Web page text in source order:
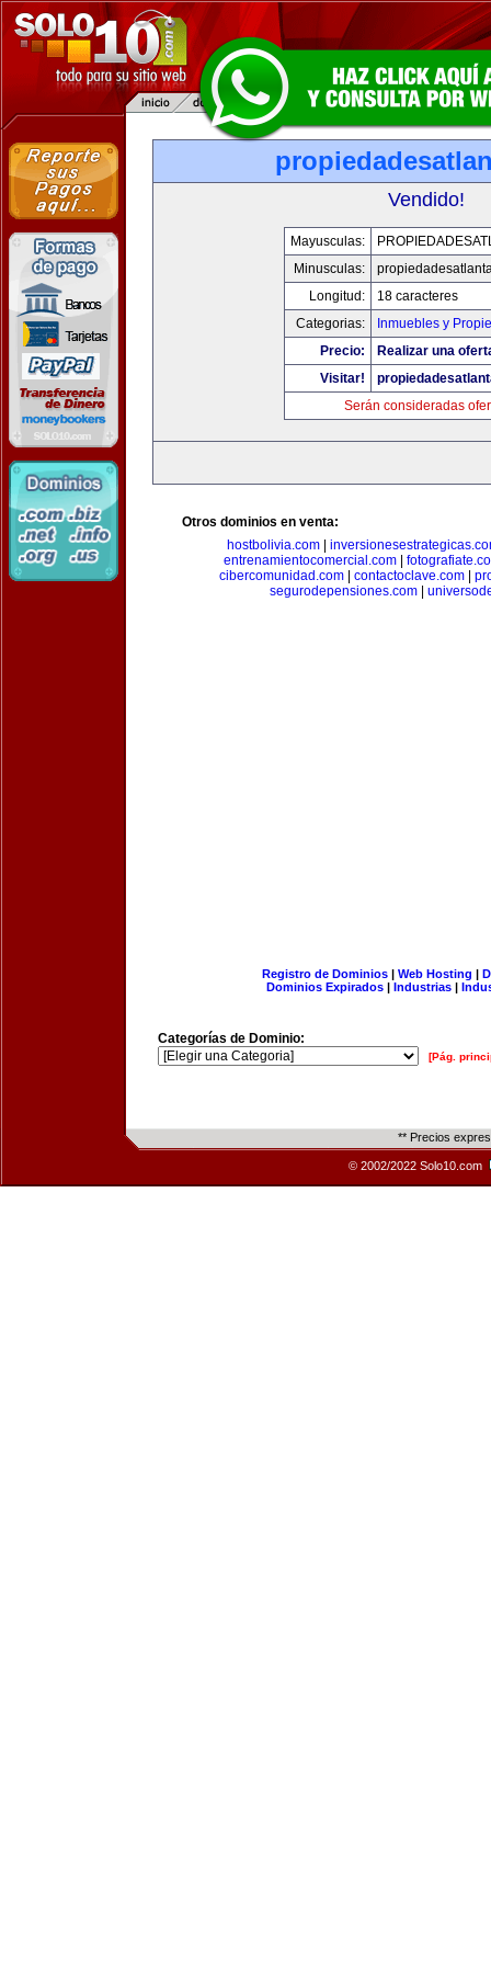
Vendido!
Mayusculas:
Minusculas:
Longitud:
18 caracteres
Categorias:
Inmuebles y
Precio:
Realizar una
Visitar!
Serán consideradas
Otros dominios en venta:
hostbolivia.com
entrenamientocomercial.com
cibercomunidad.com
contactoclave.com
segurodepensiones.com|
Registro de Dominios| Web Hosting |
Dominios Expirados | Industrias |
Categorías de Dominio:
[Pág.
** Precios
© 2002/2022 Solo10.com